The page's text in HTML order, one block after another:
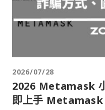
2026/07/28
2026 Metamask
即上手 Metamask